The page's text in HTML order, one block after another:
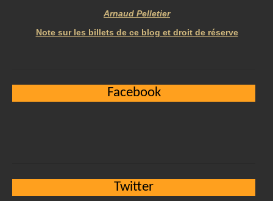
Arnaud Pelletier
Note sur les billets de ce blog et droit de réserve
Facebook
Twitter